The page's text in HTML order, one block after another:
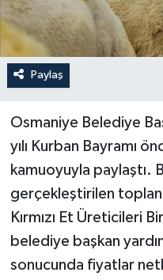
Paylaş
Osmaniye Belediye
yılı Kurban Bayramı
kamuoyuyla paylaştı.
gerçekleştirilen
Kırmızı Et Üreticileri
belediye başkan
sonucunda fiyatlar